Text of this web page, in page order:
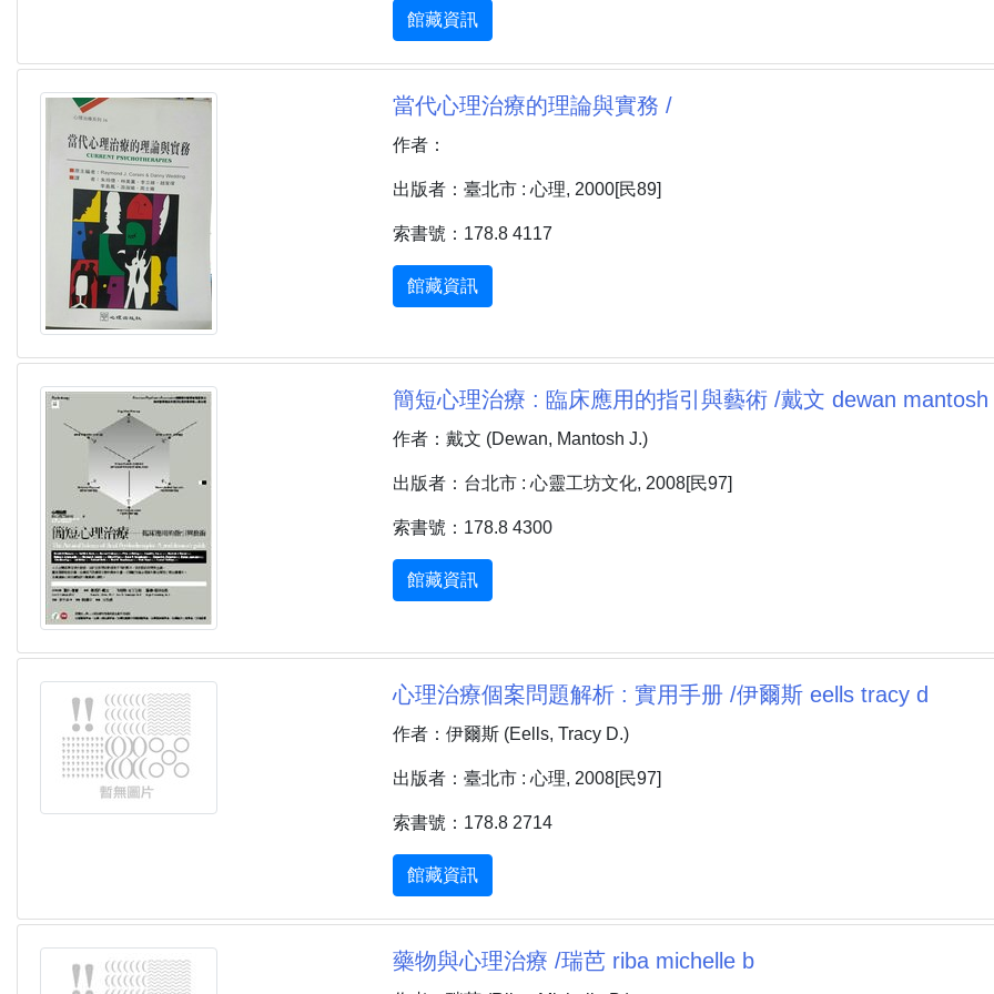
館藏資訊
當代心理治療的理論與實務 /
作者：
出版者：臺北市 : 心理, 2000[民89]
索書號：178.8 4117
館藏資訊
簡短心理治療 : 臨床應用的指引與藝術 /戴文 dewan mantosh
作者：戴文 (Dewan, Mantosh J.)
出版者：台北市 : 心靈工坊文化, 2008[民97]
索書號：178.8 4300
館藏資訊
心理治療個案問題解析 : 實用手册 /伊爾斯 eells tracy d
作者：伊爾斯 (Eells, Tracy D.)
出版者：臺北市 : 心理, 2008[民97]
索書號：178.8 2714
館藏資訊
藥物與心理治療 /瑞芭 riba michelle b